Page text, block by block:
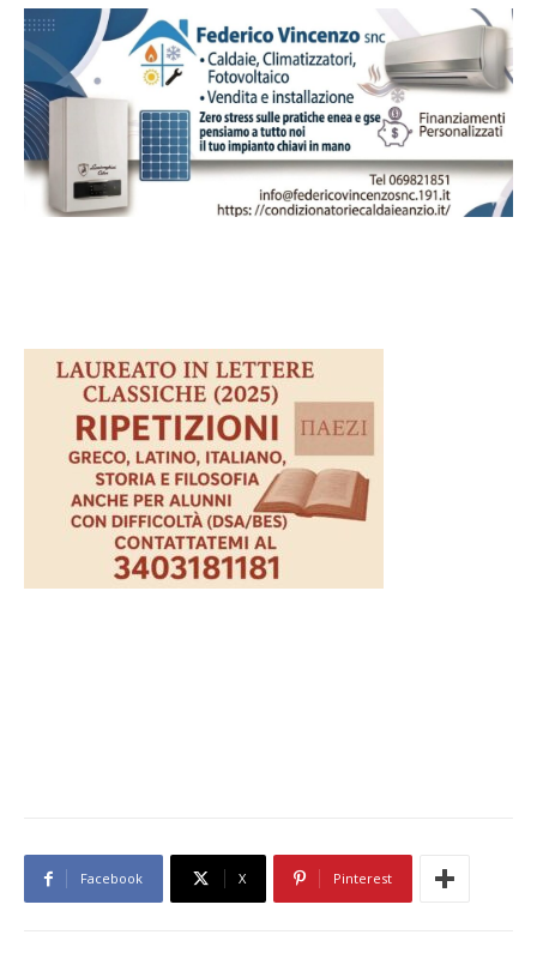
Facebook X Pinterest